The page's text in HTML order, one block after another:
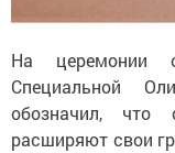
На церемонии
Специальной
обозначил,
расширяют свои